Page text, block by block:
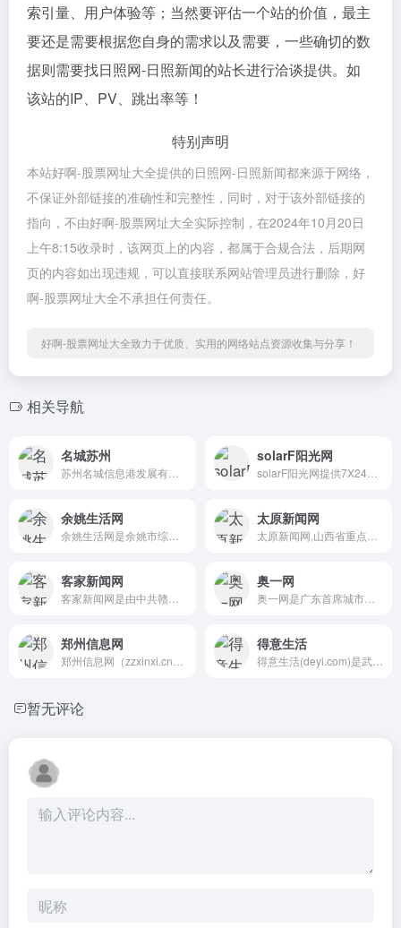
索引量、用户体验等；当然要评估一个站的价值，最主
要还是需要根据您自身的需求以及需要，一些确切的数
据则需要找日照网-日照新闻的站长进行洽谈提供。如
该站的IP、PV、跳出率等！
特别声明
本站好啊-股票网址大全提供的日照网-日照新闻都来源于网络，
不保证外部链接的准确性和完整性，同时，对于该外部链接的
指向，不由好啊-股票网址大全实际控制，在2024年10月20日
上午8:15收录时，该网页上的内容，都属于合规合法，后期网
页的内容如出现违规，可以直接联系网站管理员进行删除，好
啊-股票网址大全不承担任何责任。
好啊-股票网址大全致力于优质、实用的网络站点资源收集与分享！
相关导航
名城苏州 solarF阳光网
余姚生活网 太原新闻网
客家新闻网 奥一网
郑州信息网 得意生活
暂无评论